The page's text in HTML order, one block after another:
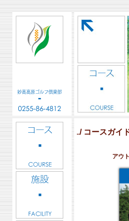
../ コースガイ
アウ